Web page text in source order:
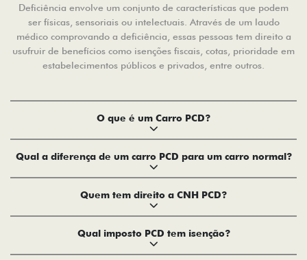
Deficiência envolve um conjunto de características que podem
ser físicas, sensoriais ou intelectuais. Através de um laudo
médico comprovando a deficiência, essas pessoas tem direito a
usufruir de benefícios como isenções fiscais, cotas, prioridade em
estabelecimentos públicos e privados, entre outros.
O que é um Carro PCD?
Qual a diferença de um carro PCD para um carro normal?
Quem tem direito a CNH PCD?
Qual imposto PCD tem isenção?